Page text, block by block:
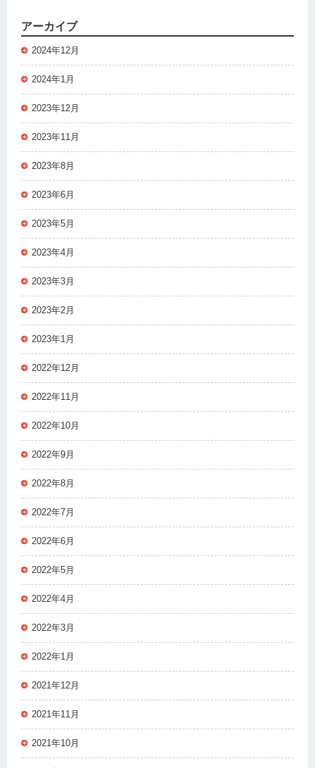
アーカイブ
2024年12月
2024年1月
2023年12月
2023年11月
2023年8月
2023年6月
2023年5月
2023年4月
2023年3月
2023年2月
2023年1月
2022年12月
2022年11月
2022年10月
2022年9月
2022年8月
2022年7月
2022年6月
2022年5月
2022年4月
2022年3月
2022年1月
2021年12月
2021年11月
2021年10月